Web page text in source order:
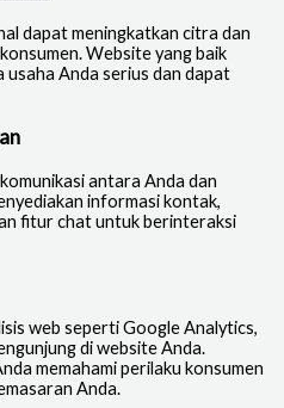
dapat meningkatkan citra dan
Website yang baik
usaha Anda serius dan dapat
antara Anda dan
informasi kontak,
fitur chat untuk berinteraksi
web seperti Google Analytics,
di website Anda.
memahami perilaku konsumen
Anda.